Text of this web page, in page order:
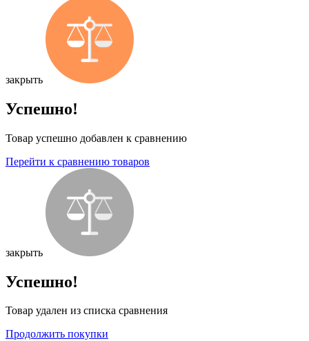
закрыть
Успешно!
Товар успешно добавлен к сравнению
Перейти к сравнению товаров
закрыть
Успешно!
Товар удален из списка сравнения
Продолжить покупки